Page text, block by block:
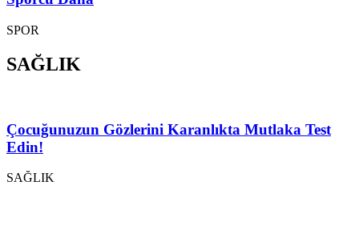
SPOR
SAĞLIK
Çocuğunuzun Gözlerini Karanlıkta Mutlaka Test
Edin!
SAĞLIK